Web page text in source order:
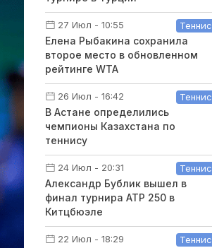
27 Июл - 10:55 Теннис
Елена Рыбакина сохранила
второе место в обновленном
рейтинге WTA
26 Июл - 16:42 Теннис
В Астане определились
чемпионы Казахстана по
теннису
24 Июл - 20:31 Теннис
Александр Бублик вышел в
финал турнира ATP 250 в
Китцбюэле
22 Июл - 18:29 Теннис